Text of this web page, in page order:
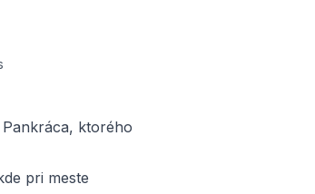
ktorého
pri meste